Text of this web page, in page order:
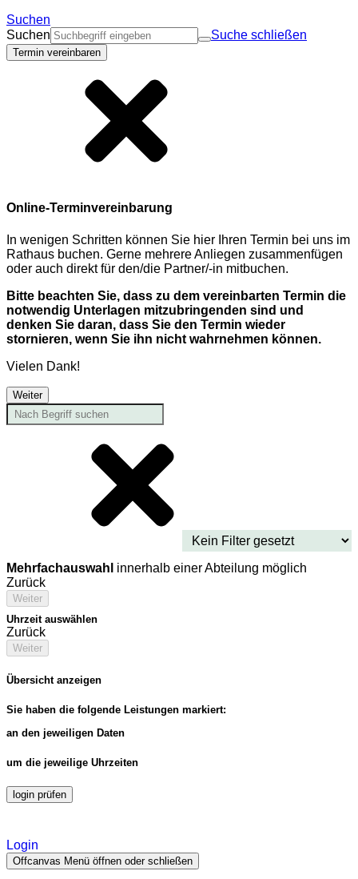
Suchen
Suchen
Suche schließen
Termin vereinbaren
Online-Terminvereinbarung
In wenigen Schritten können Sie hier Ihren Termin bei uns im
Rathaus buchen. Gerne mehrere Anliegen zusammenfügen
oder auch direkt für den/die Partner/-in mitbuchen.
Bitte beachten Sie, dass zu dem vereinbarten Termin die
notwendig Unterlagen mitzubringenden sind und
denken Sie daran, dass Sie den Termin wieder
stornieren, wenn Sie ihn nicht wahrnehmen können.
Vielen Dank!
Weiter
Mehrfachauswahl innerhalb einer Abteilung möglich
Zurück
Weiter
Uhrzeit auswählen
Zurück
Weiter
Übersicht anzeigen
Sie haben die folgende Leistungen markiert:
an den jeweiligen Daten
um die jeweilige Uhrzeiten
login prüfen
Login
Offcanvas Menü öffnen oder schließen